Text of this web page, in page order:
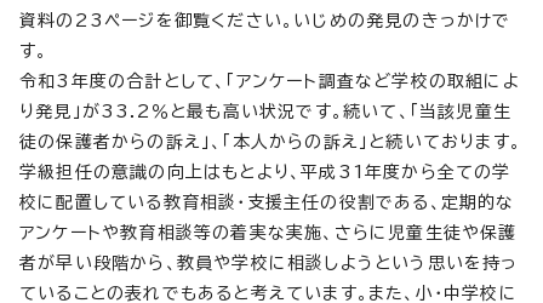
資料の23ページを御覧ください。いじめの発見のきっかけで
す。
令和3年度の合計として、「アンケート調査など学校の取組によ
り発見」が33.2％と最も高い状況です。続いて、「当該児童生
徒の保護者からの訴え」、「本人からの訴え」と続いております。
学級担任の意識の向上はもとより、平成31年度から全ての学
校に配置している教育相談・支援主任の役割である、定期的な
アンケートや教育相談等の着実な実施、さらに児童生徒や保護
者が早い段階から、教員や学校に相談しようという思いを持っ
ていることの表れでもあると考えています。また、小・中学校に